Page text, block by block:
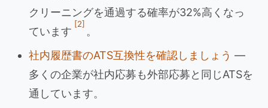
クリーニングを通過する確率が32%高くなっ
ています
[2]
。
社内履歴書のATS互換性を確認しましょう —
多くの企業が社内応募も外部応募と同じATSを
通しています。